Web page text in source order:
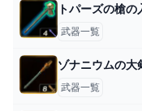
トパーズの槍
武器一覧
ゾナニウムの大
武器一覧